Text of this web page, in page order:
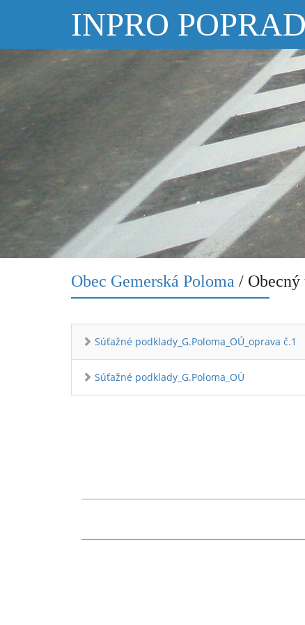
INPRO
Obec Gemerská Poloma / Obecný
Súťažné podklady_G.Poloma_OÚ_oprava č.1
Súťažné podklady_G.Poloma_OÚ